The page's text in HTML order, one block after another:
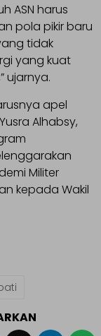
ASN harus
pola pikir baru
tidak
yang kuat
ujarnya.
apel
Alhabsy,
Militer
kepada Wakil